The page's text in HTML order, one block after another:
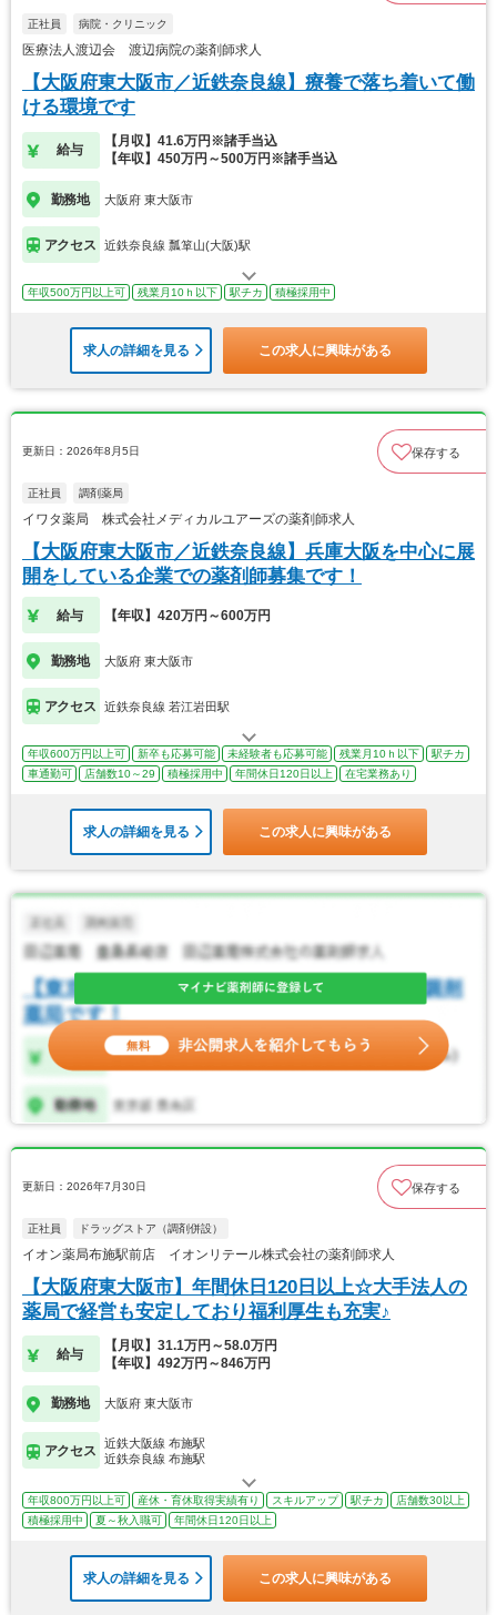
正社員 病院・クリニック
医療法人渡辺会 渡辺病院の薬剤師求人
【大阪府東大阪市／近鉄奈良線】療養で落ち着いて働
ける環境です
給与
【月収】41.6万円※諸手当込
【年収】450万円～500万円※諸手当込
勤務地 大阪府 東大阪市
アクセス 近鉄奈良線 瓢箪山(大阪)駅
年収500万円以上可 残業月10ｈ以下 駅チカ 積極採用中
求人の詳細を見る この求人に興味がある
更新日：2026年8月5日 保存する
正社員 調剤薬局
イワタ薬局 株式会社メディカルユアーズの薬剤師求人
【大阪府東大阪市／近鉄奈良線】兵庫大阪を中心に展
開をしている企業での薬剤師募集です！
給与 【年収】420万円～600万円
勤務地 大阪府 東大阪市
アクセス 近鉄奈良線 若江岩田駅
年収600万円以上可 新卒も応募可能 未経験者も応募可能 残業月10ｈ以下
駅チカ
車通勤可
店舗数10～29 積極採用中 年間休日120日以上 在宅業務あり
求人の詳細を見る この求人に興味がある
更新日：2026年7月30日 保存する
正社員 ドラッグストア（調剤併設）
イオン薬局布施駅前店 イオンリテール株式会社の薬剤師求人
【大阪府東大阪市】年間休日120日以上☆大手法人の
薬局で経営も安定しており福利厚生も充実♪
給与
【月収】31.1万円～58.0万円
【年収】492万円～846万円
勤務地 大阪府 東大阪市
アクセス
近鉄大阪線 布施駅
近鉄奈良線 布施駅
年収800万円以上可 産休・育休取得実績有り スキルアップ 駅チカ
店舗数30以上
積極採用中
夏～秋入職可 年間休日120日以上
求人の詳細を見る この求人に興味がある